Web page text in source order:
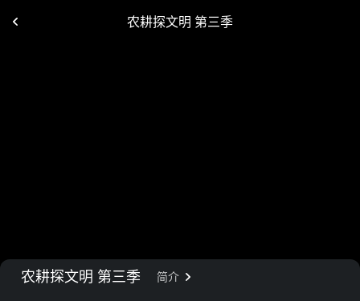
农耕探文明 第三季
农耕探文明 第三季 简介